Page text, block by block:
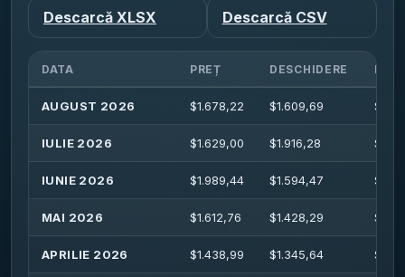
Descarcă XLSX Descarcă CSV
DATA PREȚ DESCHIDERE
AUGUST 2026 $1.678,22 $1.609,69 $
IULIE 2026 $1.629,00 $1.916,28 $
IUNIE 2026 $1.989,44 $1.594,47 $
MAI 2026 $1.612,76 $1.428,29 $
APRILIE 2026 $1.438,99 $1.345,64 $